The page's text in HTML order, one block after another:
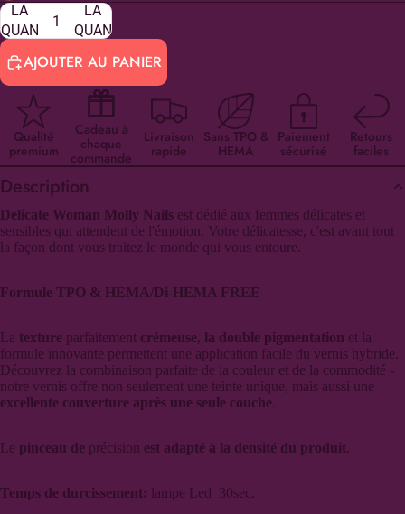
LA
QUANTITÉ
LA
QUANTITÉ
AJOUTER AU PANIER
Qualité
premium
Cadeau à
chaque
commande
Livraison
rapide
Sans TPO &
HEMA
Paiement
sécurisé
Retours
faciles
Description
Delicate Woman Molly Nails est dédié aux femmes délicates et
sensibles qui attendent de l'émotion. Votre délicatesse, c'est avant tout
la façon dont vous traitez le monde qui vous entoure.
Formule TPO & HEMA/Di-HEMA FREE
La texture parfaitement crémeuse, la double pigmentation et la
formule innovante permettent une application facile du vernis hybride.
Découvrez la combinaison parfaite de la couleur et de la commodité -
notre vernis offre non seulement une teinte unique, mais aussi une
excellente couverture après une seule couche.
Le pinceau de précision est adapté à la densité du produit.
Temps de durcissement: lampe Led 30sec.